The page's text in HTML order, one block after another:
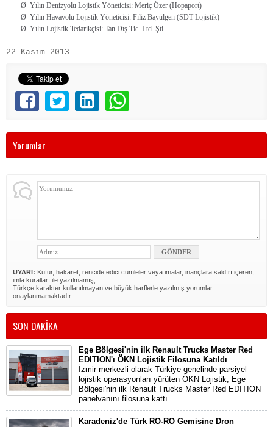
Ø Yılın Denizyolu Lojistik Yöneticisi: Meriç Özer (Hopaport)
Ø Yılın Havayolu Lojistik Yöneticisi: Filiz Bayülgen (SDT Lojistik)
Ø Yılın Lojistik Tedarikçisi: Tan Dış Tic. Ltd. Şti.
22 Kasım 2013
Yorumlar
UYARI: Küfür, hakaret, rencide edici cümleler veya imalar, inançlara saldırı içeren,
imla kuralları ile yazılmamış,
Türkçe karakter kullanılmayan ve büyük harflerle yazılmış yorumlar
onaylanmamaktadır.
SON DAKİKA
Ege Bölgesi'nin ilk Renault Trucks Master Red
EDITION'ı ÖKN Lojistik Filosuna Katıldı
İzmir merkezli olarak Türkiye genelinde parsiyel
lojistik operasyonları yürüten ÖKN Lojistik, Ege
Bölgesi'nin ilk Renault Trucks Master Red EDITION
panelvanını filosuna kattı.
Karadeniz'de Türk RO-RO Gemisine Dron